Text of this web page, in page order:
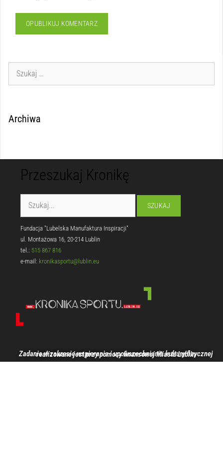
Archiwa
Przeszukaj Kronikę
Fundacja "Lubelska Manufaktura Inspiracji"
ul. Montażowa 16, 20-214 Lublin
tel.: 515 867 816
e-mail: kronikasportu@lublin.eu
Zadanie w zakresie wspierania i upowszechniania kultury fizycznej realizowane jest przy pomocy finansowej Miasta Lublin